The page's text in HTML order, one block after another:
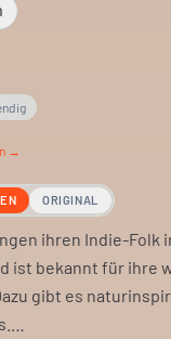
→
ORIGINAL
ihren Indie-Folk
ist bekannt für ihre
gibt es